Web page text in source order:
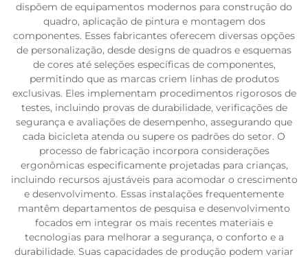
dispõem de equipamentos modernos para construção do
quadro, aplicação de pintura e montagem dos
componentes. Esses fabricantes oferecem diversas opções
de personalização, desde designs de quadros e esquemas
de cores até seleções específicas de componentes,
permitindo que as marcas criem linhas de produtos
exclusivas. Eles implementam procedimentos rigorosos de
testes, incluindo provas de durabilidade, verificações de
segurança e avaliações de desempenho, assegurando que
cada bicicleta atenda ou supere os padrões do setor. O
processo de fabricação incorpora considerações
ergonômicas especificamente projetadas para crianças,
incluindo recursos ajustáveis para acomodar o crescimento
e desenvolvimento. Essas instalações frequentemente
mantêm departamentos de pesquisa e desenvolvimento
focados em integrar os mais recentes materiais e
tecnologias para melhorar a segurança, o conforto e a
durabilidade. Suas capacidades de produção podem variar